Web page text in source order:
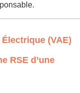
(VAE)
RSE d’une